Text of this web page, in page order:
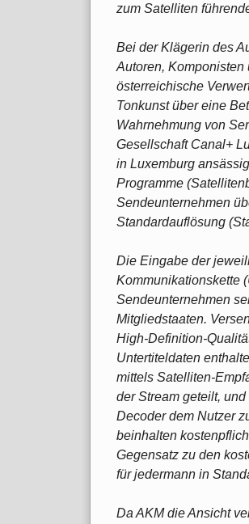
zum Satelliten
Bei der Klägerin des
Autoren, Komponisten
österreichische
Tonkunst über eine
Wahrnehmung von
Gesellschaft Canal+
in Luxemburg
Programme
Sendeunternehmen
Standardauflösung
Die Eingabe der
Kommunikationskette
Sendeunternehmen
Mitgliedstaaten.
High-Definition-
Untertiteldaten
mittels Satelliten-
der Stream geteilt,
Decoder dem Nutzer
beinhalten
Gegensatz zu den
für jedermann in
Da AKM die Ansicht